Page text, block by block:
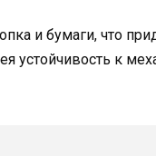
и бумаги, что
устойчивость к